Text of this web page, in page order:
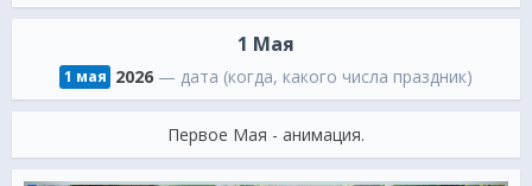
1 Мая
1 мая 2026 — дата (когда, какого числа праздник)
Первое Мая - анимация.